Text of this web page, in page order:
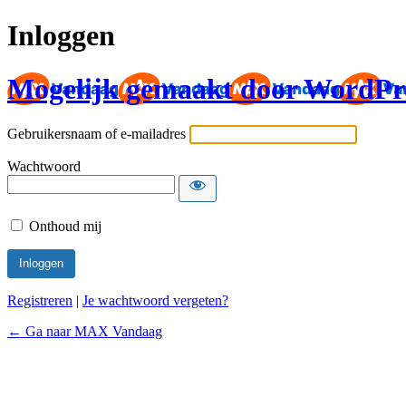
Inloggen
Mogelijk gemaakt door
Gebruikersnaam of e-mailadres
Wachtwoord
Onthoud mij
Registreren | Je wachtwoord vergeten?
← Ga naar MAX Vandaag